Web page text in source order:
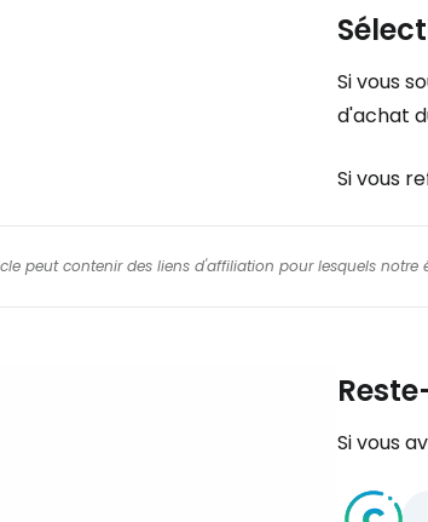
Si vous
d'achat
Si vous
peut contenir des liens d'affiliation pour lesquels
Si vous